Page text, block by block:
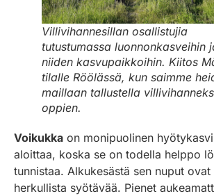
Villivihannesillan osallistujia
tutustumassa luonnonkasveihin
niiden kasvupaikkoihin. Kiitos
tilalle Röölässä, kun saimme
maillaan tallustella
oppien.
Voikukka on monipuolinen
aloittaa, koska se on todella helppo
tunnistaa. Alkukesästä sen nuput ovat
herkullista syötävää. Pienet